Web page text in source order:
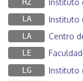
Instituto
LA Instituto
LA Centro
LE
LG Instituto